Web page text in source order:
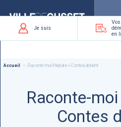
vous
Je suis
Vos
en
Accueil Raconte-moi l’Histoire • Contes d’orient
Raconte-moi
Contes